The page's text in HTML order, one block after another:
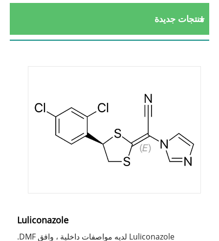
منتجات جديدة
Luliconazole
Luliconazole لديه مواصفات داخلية ، وافق DMF.